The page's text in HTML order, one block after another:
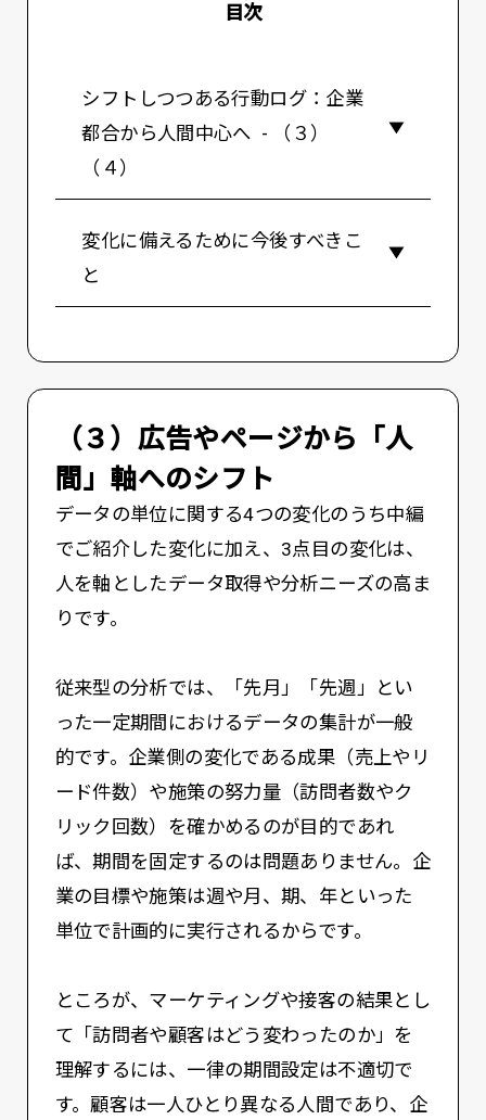
目次
シフトしつつある行動ログ：企業
都合から人間中心へ - （３）
（４）
変化に備えるために今後すべきこ
と
（３）広告やページから「人
間」軸へのシフト
データの単位に関する4つの変化のうち中編
でご紹介した変化に加え、3点目の変化は、
人を軸としたデータ取得や分析ニーズの高ま
りです。
従来型の分析では、「先月」「先週」とい
った一定期間におけるデータの集計が一般
的です。企業側の変化である成果（売上やリ
ード件数）や施策の努力量（訪問者数やク
リック回数）を確かめるのが目的であれ
ば、期間を固定するのは問題ありません。企
業の目標や施策は週や月、期、年といった
単位で計画的に実行されるからです。
ところが、マーケティングや接客の結果とし
て「訪問者や顧客はどう変わったのか」を
理解するには、一律の期間設定は不適切で
す。顧客は一人ひとり異なる人間であり、企